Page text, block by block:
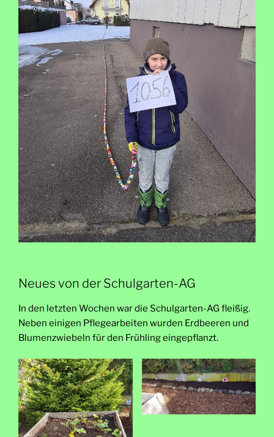
Neues von der Schulgarten-AG
In den letzten Wochen war die Schulgarten-AG fleißig.
Neben einigen Pflegearbeiten wurden Erdbeeren und
Blumenzwiebeln für den Frühling eingepflanzt.